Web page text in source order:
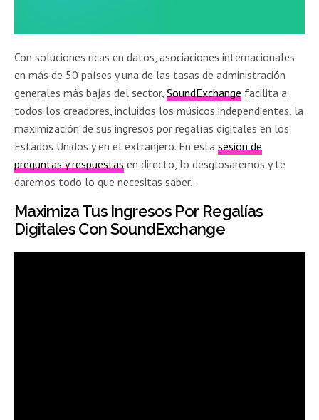
Con soluciones ricas en datos, asociaciones internacionales
en más de 50 países y una de las tasas de administración
generales más bajas del sector,SoundExchange facilita a
todos los creadores, incluidos los músicos independientes, la
maximización de sus ingresos por regalías digitales en los
Estados Unidos y en el extranjero. En estasesión de
preguntas y respuestas en directo, lo desglosaremos y te
daremos todo lo que necesitas saber…
Maximiza Tus Ingresos Por Regalías
Digitales Con SoundExchange